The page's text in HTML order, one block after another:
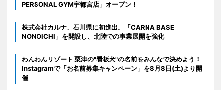
PERSONAL GYM宇都宮店」オープン！
株式会社カルナ、石川県に初進出。「CARNA BASE
NONOICHI」を開設し、北陸での事業展開を強化
わんわんリゾート 粟津の"看板犬"の名前をみんなで決めよう！
Instagramで「お名前募集キャンペーン」を8月8日(土)より開
催